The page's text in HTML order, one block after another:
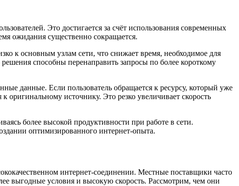
Это достигается за счёт использования современных
ожидания существенно сокращается.
к основным узлам сети, что снижает время, необходимое для
способны перенаправить запросы по более короткому
данные. Если пользователь обращается к ресурсу, который уже
источнику. Это резко увеличивает скорость
более высокой продуктивности при работе в сети.
оптимизированного интернет-опыта.
интернет-соединении. Местные поставщики часто
выгодные условия и высокую скорость. Рассмотрим, чем они